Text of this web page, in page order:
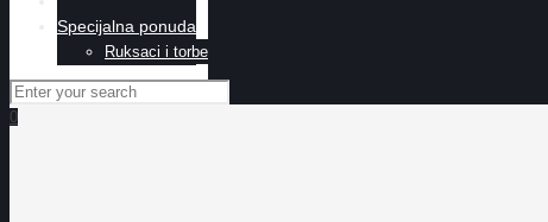
Specijalna ponuda
Ruksaci i torbe
0